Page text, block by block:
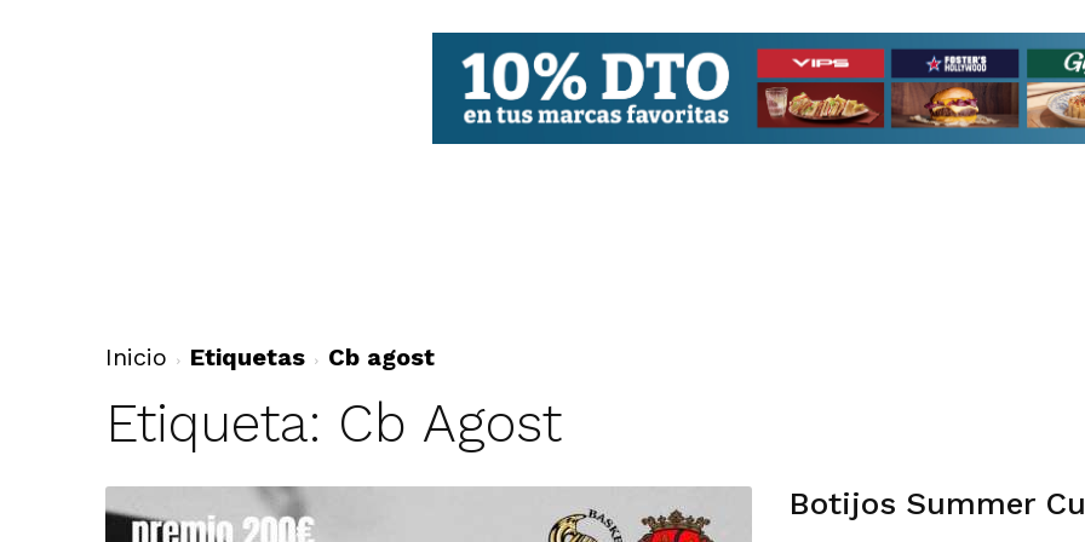
Inicio Etiquetas Cb agost
Etiqueta: Cb Agost
Botijos Summer